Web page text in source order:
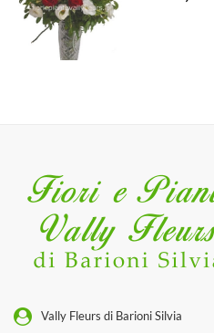
Vally Fleurs di Barioni Silvia